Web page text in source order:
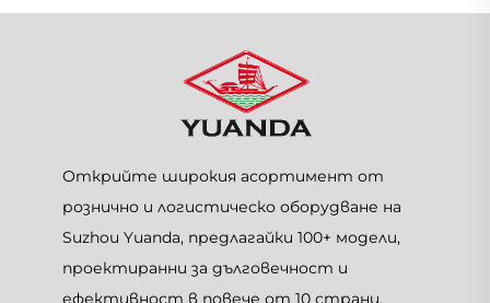
Открийте широкия асортимент от
рознично и логистическо оборудване на
Suzhou Yuanda, предлагайки 100+ модели,
проектиранни за дълговечност и
ефективност в повече от 10 страни.